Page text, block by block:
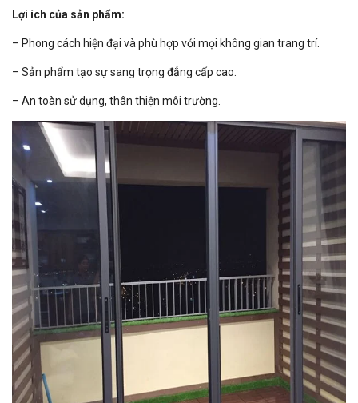
Lợi ích của sản phẩm:
– Phong cách hiện đại và phù hợp với mọi không gian trang trí.
– Sản phẩm tạo sự sang trọng đẳng cấp cao.
– An toàn sử dụng, thân thiện môi trường.